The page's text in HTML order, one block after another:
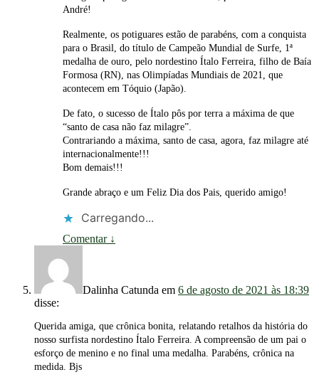
André!
Realmente, os potiguares estão de parabéns, com a conquista
para o Brasil, do título de Campeão Mundial de Surfe, 1ª
medalha de ouro, pelo nordestino Ítalo Ferreira, filho de Baía
Formosa (RN), nas Olimpíadas Mundiais de 2021, que
acontecem em Tóquio (Japão).
De fato, o sucesso de Ítalo pôs por terra a máxima de que
“santo de casa não faz milagre”.
Contrariando a máxima, santo de casa, agora, faz milagre até
internacionalmente!!!
Bom demais!!!
Grande abraço e um Feliz Dia dos Pais, querido amigo!
Carregando...
Comentar ↓
Dalinha Catunda em 6 de agosto de 2021 às 18:39
disse:
Querida amiga, que crônica bonita, relatando retalhos da história do
nosso surfista nordestino Ítalo Ferreira. A compreensão de um pai o
esforço de menino e no final uma medalha. Parabéns, crônica na
medida. Bjs